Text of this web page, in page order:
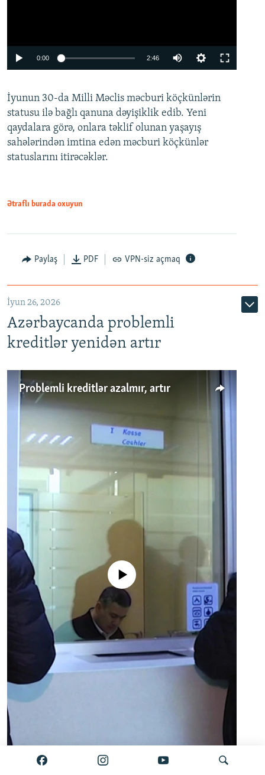
Auto 240p 360p 480p
720p 1080p
0:00 2:46
360p
480p
720p
İyunun 30-da Milli Məclis məcburi köçkünlərin
statusu ilə bağlı qanuna dəyişiklik edib. Yeni
qaydalara görə, onlara təklif olunan yaşayış
sahələrindən imtina edən məcburi köçkünlər
statuslarını itirəcəklər.
Ətraflı burada oxuyun
Paylaş PDF VPN-siz açmaq
İyun 26, 2026
Azərbaycanda problemli
kreditlər yenidən artır
Problemli kreditlər azalmır, artır
No media source currently available
0:00